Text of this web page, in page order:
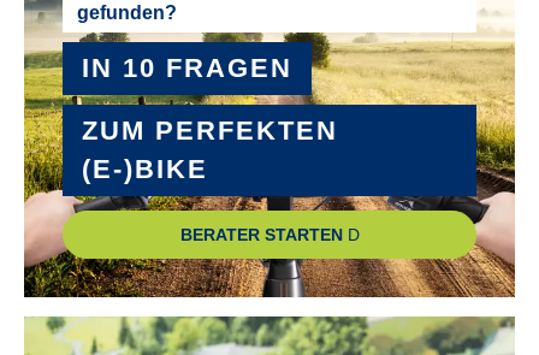
Kettenschaltung
SCHALTWERK :
Shimano Claris
SCHEINWERFER :
im Rahmen integriert
SYSTEMLEISTUNG :
360 Wh
gefunden?
IN 10 FRAGEN
ZUM PERFEKTEN
(E-)BIKE
BERATER STARTEN